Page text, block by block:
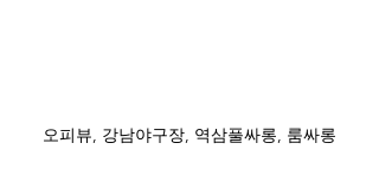
오피뷰, 강남야구장, 역삼풀싸롱, 룸싸롱